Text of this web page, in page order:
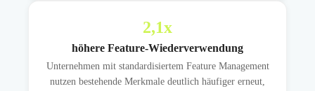
2,1x
höhere Feature-Wiederverwendung
Unternehmen mit standardisiertem Feature Management
nutzen bestehende Merkmale deutlich häufiger erneut,